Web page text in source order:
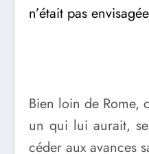
n’était pas envisagée
Bien loin de Rome,
un qui lui aurait,
céder aux avances